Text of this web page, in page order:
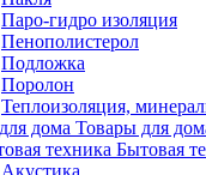
Паро-гидро изоляция
Пенополистерол
Подложка
Поролон
Теплоизоляция,
Товары для
Бытовая
Акустика